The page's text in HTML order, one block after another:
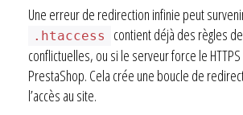
Une erreur de redirection infinie peut
.htaccess
contient déjà des règles
conflictuelles, ou si le serveur force le
PrestaShop. Cela crée une boucle de
l’accès au site.